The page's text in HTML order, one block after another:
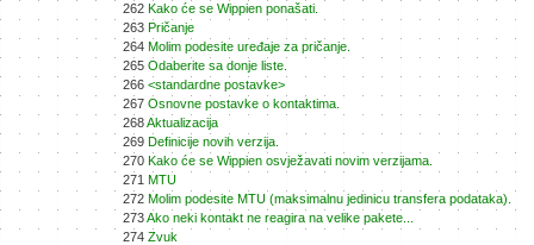
262 Kako će se Wippien ponašati.
263 Pričanje
264 Molim podesite uređaje za pričanje.
265 Odaberite sa donje liste.
266 <standardne postavke>
267 Osnovne postavke o kontaktima.
268Aktualizacija
269 Definicije novih verzija.
270 Kako će se Wippien osvježavati novim verzijama.
271 MTU
272 Molim podesite MTU (maksimalnu jedinicu transfera podataka).
273Ako neki kontakt ne reagira na velike pakete...
274 Zvuk